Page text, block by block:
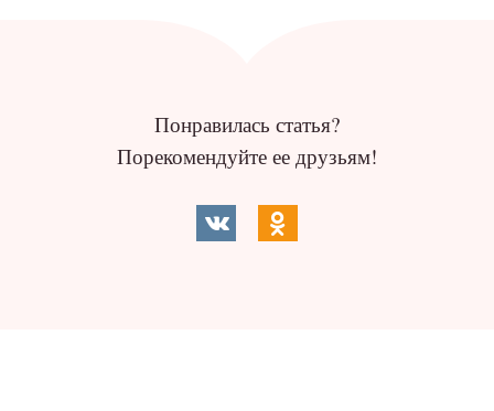
Понравилась статья?
Порекомендуйте ее друзьям!